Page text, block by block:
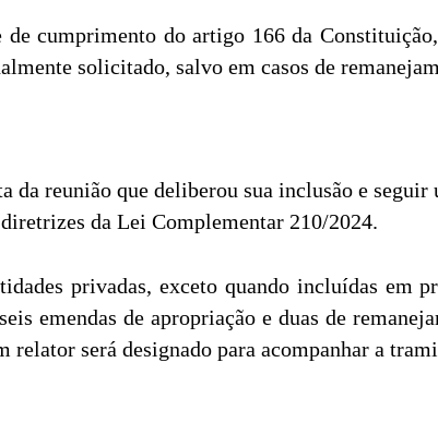
cumprimento do artigo 166 da
solicitado, salvo em casos de
da reunião que deliberou sua inclusão e
da Lei Complementar 210/2024.
privadas, exceto quando incluídas em
emendas de apropriação e duas de
será designado para acompanhar a